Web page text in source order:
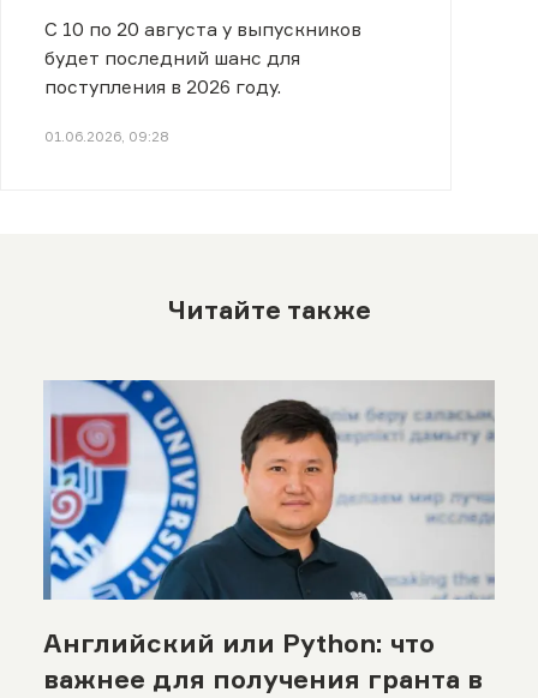
С 10 по 20 августа у выпускников
будет последний шанс для
поступления в 2026 году.
01.06.2026, 09:28
Читайте также
Английский или Python: что
важнее для получения гранта в